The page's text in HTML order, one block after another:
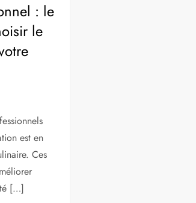
: le
le
est en
Ces
[…]